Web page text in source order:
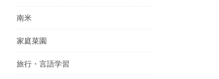
南米
家庭菜園
旅行・言語学習